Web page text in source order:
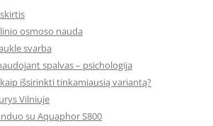
osmoso nauda
svarba
spalvas – psichologija
išsirinkti tinkamiausią variantą?
Vilniuje
su Aquaphor S800